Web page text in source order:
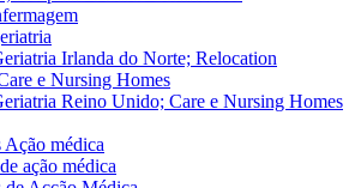
Irlanda do Norte; Relocation
e Nursing Homes
Reino Unido; Care e Nursing Homes
médica
ação médica